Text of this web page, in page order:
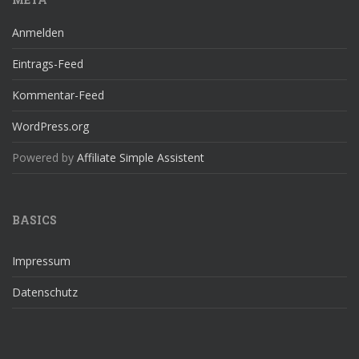
Anmelden
Eintrags-Feed
Kommentar-Feed
WordPress.org
Powered by Affiliate Simple Assistent
BASICS
Impressum
Datenschutz